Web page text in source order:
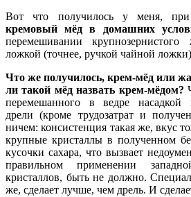
Вот что получилось у меня,
кремовый мёд в домашних
перемешивании
ложкой (точнее, ручкой чайной
Что же получилось, крем-мёд или
ли такой мёд назвать крем-мёдом?
перемешанного в ведре
дрели (кроме трудозатрат и
ничем: консистенция такая же, вкус
крупные кристаллы в полученном
кусочки сахара, что вызвает
правильном применении
кристаллов, быть не должно.
же, сделает лучше, чем дрель. И